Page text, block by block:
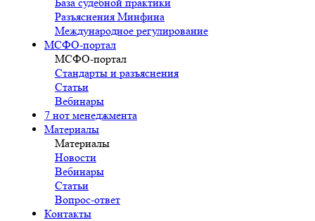
Разъяснения Минфина
Международное регулирование
МСФО-портал
МСФО-портал
Стандарты и разъяснения
Статьи
Вебинары
7 нот менеджмента
Материалы
Материалы
Новости
Вебинары
Статьи
Вопрос-ответ
Контакты